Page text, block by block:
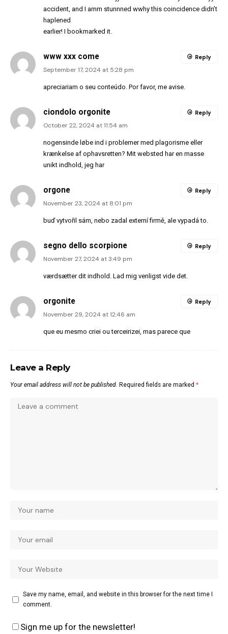
accident, and I amm stunnned wwhy this coincidence didn’t
haplened
earlier! I bookmarked it.
www xxx come
September 17, 2024 at 5:28 pm
apreciariam o seu conteúdo. Por favor, me avise.
Reply
ciondolo orgonite
October 22, 2024 at 11:54 am
nogensinde løbe ind i problemer med plagorisme eller
krænkelse af ophavsretten? Mit websted har en masse
unikt indhold, jeg har
Reply
orgone
November 23, 2024 at 8:01 pm
buď vytvořil sám, nebo zadal externí firmě, ale vypadá to.
Reply
segno dello scorpione
November 27, 2024 at 3:49 pm
værdsætter dit indhold. Lad mig venligst vide det.
Reply
orgonite
November 29, 2024 at 12:46 am
que eu mesmo criei ou terceirizei, mas parece que
Reply
Leave a Reply
Your email address will not be published. Required fields are marked *
Save my name, email, and website in this browser for the next time I
comment.
Sign me up for the newsletter!